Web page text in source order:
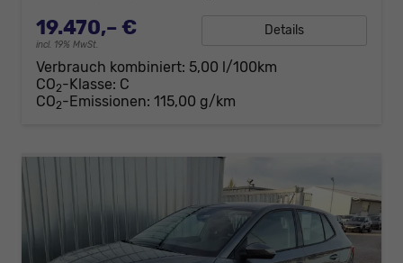
19.470,– €
incl. 19% MwSt.
Details
Verbrauch kombiniert: 5,00 l/100km
CO2-Klasse: C
CO2-Emissionen: 115,00 g/km